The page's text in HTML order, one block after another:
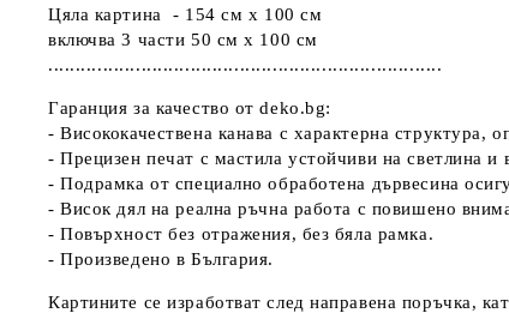
Цяла картина - 154 см х 100 см
включва 3 части 50 см х 100 см
........................................................................
Гаранция за качество от deko.bg:
- Висококачествена канава с характерна
- Прецизен печат с мастила устойчиви на светлина и
- Подрамка от специално обработена дървесина
- Висок дял на реална ръчна работа с повишено
- Повърхност без отражения, без бяла рамка.
- Произведено в България.
Картините се изработват след направена поръчка,